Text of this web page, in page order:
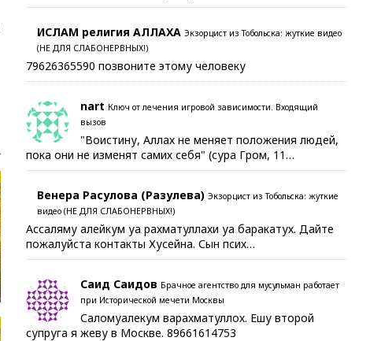
ИСЛАМ религия АЛЛАХА Экзорцист из Тобольска: жуткие видео
(НЕ ДЛЯ СЛАБОНЕРВНЫХ!)
79626365590 позвоните этому человеку
nart Ключ от лечения игровой зависимости. Входящий
вызов
"Воистину, Аллах не меняет положения людей,
пока они не изменят самих себя" (сура Гром, 11…
Венера Расулова (Разулева) Экзорцист из Тобольска: жуткие
видео (НЕ ДЛЯ СЛАБОНЕРВНЫХ!)
Ассаляму алейкум уа рахматуллахи уа баракатух. Дайте
пожалуйста контакты Хусейна. Сын псих…
Саид Саидов Брачное агентство для мусульман работает
при Исторической мечети Москвы
Саломуалекум варахматуллох. Ешу второй
супруга я жеву в Москве. 89661614753